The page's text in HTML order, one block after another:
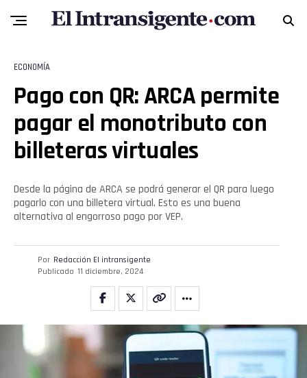
ECONOMÍA
Pago con QR: ARCA permite
pagar el monotributo con
billeteras virtuales
Desde la página de ARCA se podrá generar el QR para luego
pagarlo con una billetera virtual. Esto es una buena
alternativa al engorroso pago por VEP.
Por Redacción El intransigente
Publicado 11 diciembre, 2024